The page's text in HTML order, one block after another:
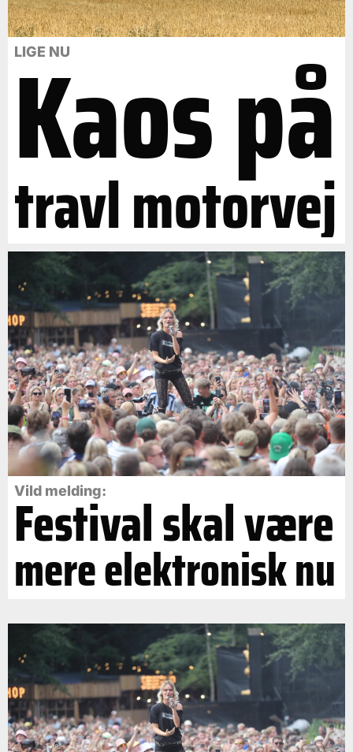
LIGE NU
Kaos på
travl motorvej
Vild melding:
Festival skal være
mere elektronisk nu